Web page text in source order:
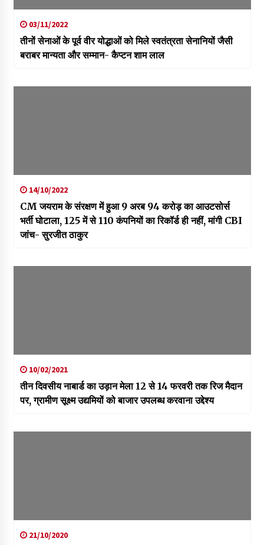
03/11/2022
तीनों सेनाओं के पूर्व वीर योद्धाओं को मिले स्वतंत्रता सेनानियों जैसी
बराबर मान्यता और सम्मान- कैप्टन शाम लाल
14/10/2022
CM जयराम के संरक्षण में हुआ 9 अरब 94 करोड़ का आउटसोर्स
भर्ती घोटाला, 125 में से 110 कंपनियों का रिकॉर्ड ही नहीं, मांगी CBI
जांच- सुरजीत ठाकुर
10/02/2021
तीन दिवसीय नाबार्ड का उड़ान मेला 12 से 14 फरवरी तक रिज मैदान
पर, ग्रामीण सूक्ष्म उद्यमियों को बाजार उपलब्ध करवाना उद्देश्य
21/10/2020